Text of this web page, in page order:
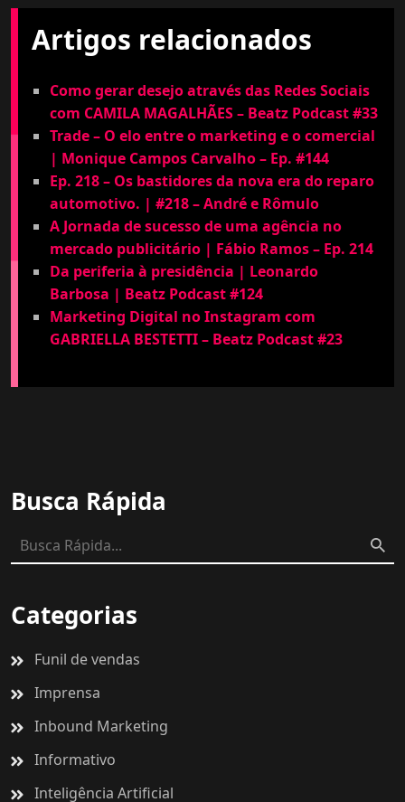
Artigos relacionados
Como gerar desejo através das Redes Sociais
com CAMILA MAGALHÃES – Beatz Podcast #33
Trade – O elo entre o marketing e o comercial
| Monique Campos Carvalho – Ep. #144
Ep. 218 – Os bastidores da nova era do reparo
automotivo. | #218 – André e Rômulo
A Jornada de sucesso de uma agência no
mercado publicitário | Fábio Ramos – Ep. 214
Da periferia à presidência | Leonardo
Barbosa | Beatz Podcast #124
Marketing Digital no Instagram com
GABRIELLA BESTETTI – Beatz Podcast #23
Busca Rápida
Categorias
Funil de vendas
Imprensa
Inbound Marketing
Informativo
Inteligência Artificial